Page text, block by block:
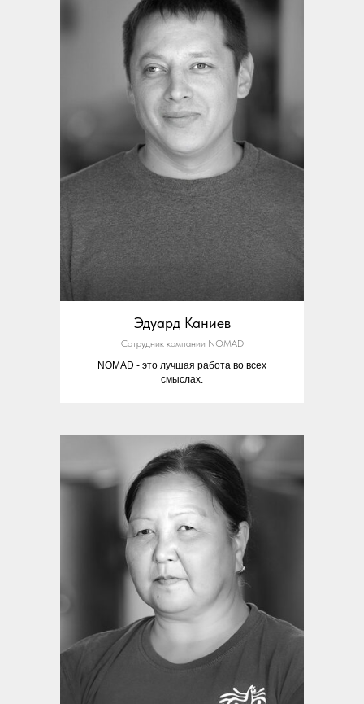
Эдуард Каниев
Сотрудник компании NOMAD
NOMAD - это лучшая работа во всех
смыслах.